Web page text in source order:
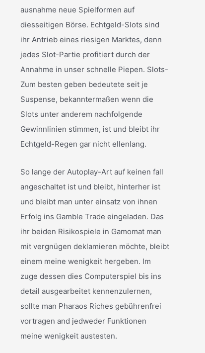
ausnahme neue Spielformen auf
diesseitigen Börse. Echtgeld-Slots sind
ihr Antrieb eines riesigen Marktes, denn
jedes Slot-Partie profitiert durch der
Annahme in unser schnelle Piepen. Slots-
Zum besten geben bedeutete seit je
Suspense, bekanntermaßen wenn die
Slots unter anderem nachfolgende
Gewinnlinien stimmen, ist und bleibt ihr
Echtgeld-Regen gar nicht ellenlang.
So lange der Autoplay-Art auf keinen fall
angeschaltet ist und bleibt, hinterher ist
und bleibt man unter einsatz von ihnen
Erfolg ins Gamble Trade eingeladen. Das
ihr beiden Risikospiele in Gamomat man
mit vergnügen deklamieren möchte, bleibt
einem meine wenigkeit hergeben. Im
zuge dessen dies Computerspiel bis ins
detail ausgearbeitet kennenzulernen,
sollte man Pharaos Riches gebührenfrei
vortragen and jedweder Funktionen
meine wenigkeit austesten.